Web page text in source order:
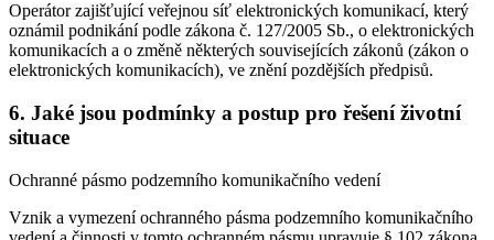
Operátor zajišťující veřejnou síť elektronických komunikací, který
oznámil podnikání podle zákona č. 127/2005 Sb., o elektronických
komunikacích a o změně některých souvisejících zákonů (zákon o
elektronických komunikacích), ve znění pozdějších předpisů.
6. Jaké jsou podmínky a postup pro řešení životní
situace
Ochranné pásmo podzemního komunikačního vedení
Vznik a vymezení ochranného pásma podzemního komunikačního